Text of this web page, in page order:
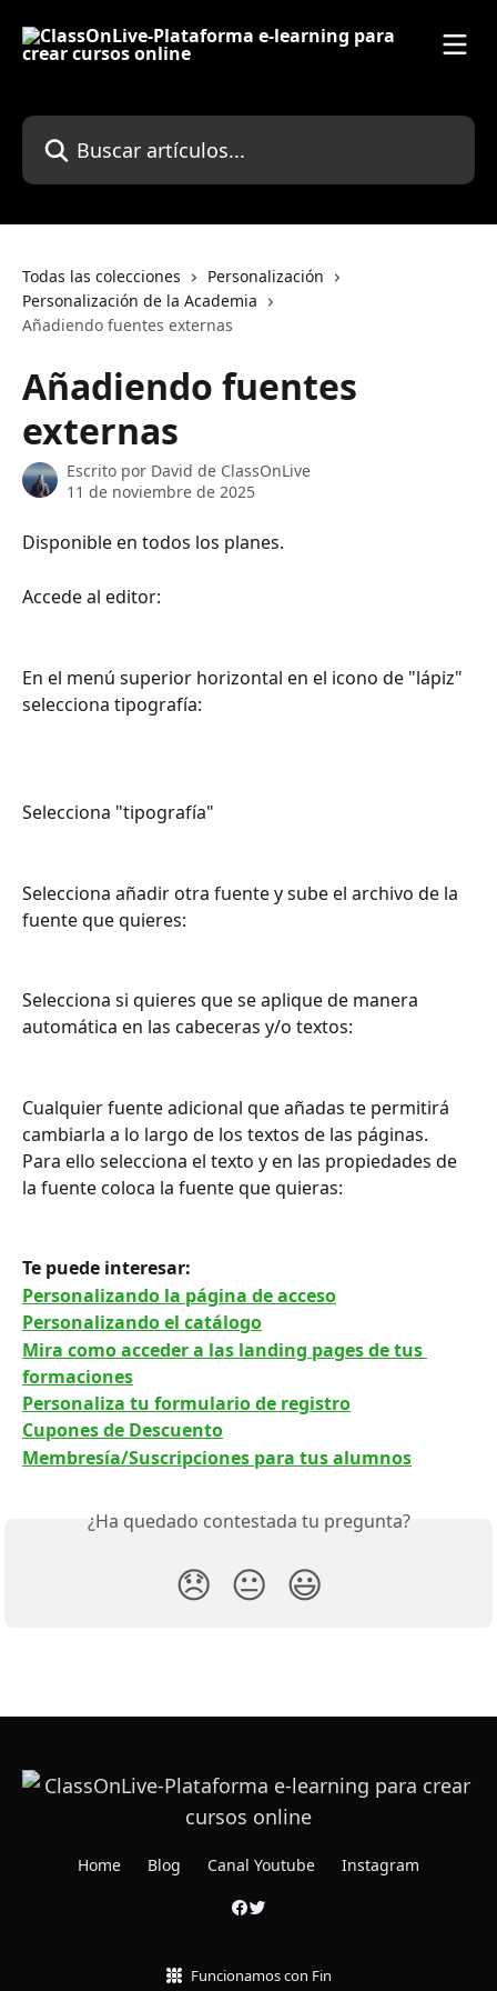
Buscar artículos...
Todas las colecciones
Personalización
Personalización de la Academia
Añadiendo fuentes externas
Añadiendo fuentes
externas
Escrito por David de ClassOnLive
11 de noviembre de 2025
Disponible en todos los planes.
Accede al editor:
En el menú superior horizontal en el icono de "lápiz"
selecciona tipografía:
Selecciona "tipografía"
Selecciona añadir otra fuente y sube el archivo de la
fuente que quieres:
Selecciona si quieres que se aplique de manera
automática en las cabeceras y/o textos:
Cualquier fuente adicional que añadas te permitirá
cambiarla a lo largo de los textos de las páginas.
Para ello selecciona el texto y en las propiedades de
la fuente coloca la fuente que quieras:
Te puede interesar:
Personalizando la página de acceso
Personalizando el catálogo
Mira como acceder a las landing pages de tus
formaciones
Personaliza tu formulario de registro
Cupones de Descuento
Membresía/Suscripciones para tus alumnos
¿Ha quedado contestada tu pregunta?
😞 😐 😃
Home Blog Canal Youtube Instagram
Funcionamos con Fin